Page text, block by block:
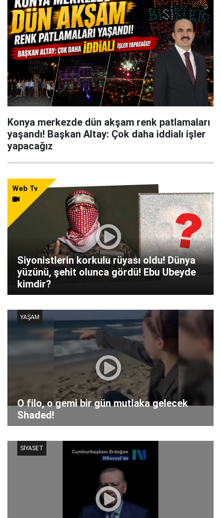
Konya merkezde dün akşam renk patlamaları
yaşandı! Başkan Altay: Çok daha iddialı işler
yapacağız
Web Tv
Siyonistlerin korkulu rüyası oldu! Dünya
yüzünü, şehit olunca gördü! Ebu Ubeyde
kimdir?
O filo, o gemi bir gün mutlaka gelecek
Shaded!
YAŞAM
SİYASET